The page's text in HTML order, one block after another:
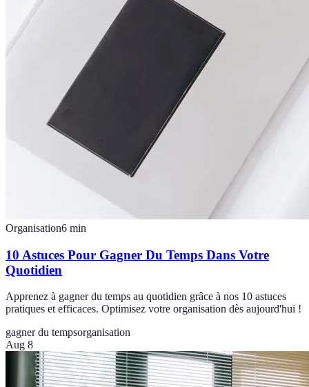
Organisation6 min
10 Astuces Pour Gagner Du Temps Dans Votre
Quotidien
Apprenez à gagner du temps au quotidien grâce à nos 10 astuces
pratiques et efficaces. Optimisez votre organisation dès aujourd'hui !
gagner du tempsorganisation
Aug 8